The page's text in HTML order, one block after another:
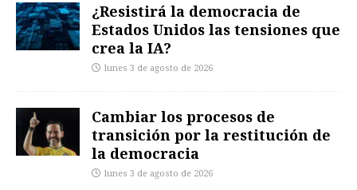
¿Resistirá la democracia de
Estados Unidos las tensiones que
crea la IA?
lunes 3 de agosto de 2026
Cambiar los procesos de
transición por la restitución de
la democracia
lunes 3 de agosto de 2026